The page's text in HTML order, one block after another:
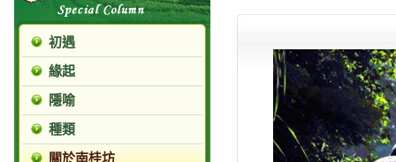
初遇
緣起
隱喻
種類
關於南桂坊